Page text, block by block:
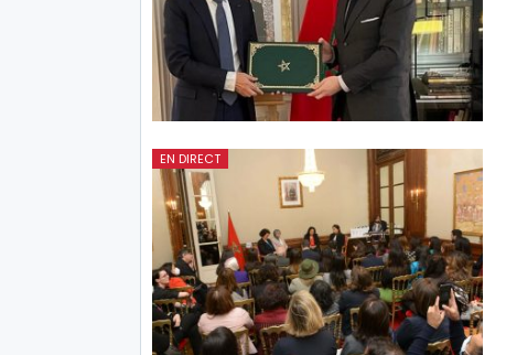
EN DIRECT